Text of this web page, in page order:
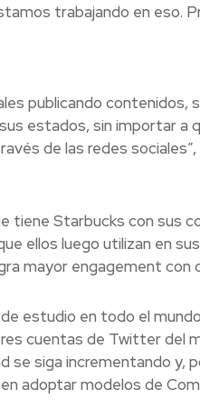
trabajando en eso.
publicando contenidos,
estados, sin importar a
de las redes
Starbucks con sus
ellos luego utilizan en
mayor engagement
estudio en todo el
cuentas de Twitter del
se siga incrementando y,
adoptar modelos de